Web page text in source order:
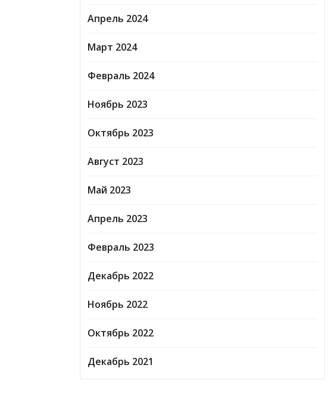
Апрель 2024
Март 2024
Февраль 2024
Ноябрь 2023
Октябрь 2023
Август 2023
Май 2023
Апрель 2023
Февраль 2023
Декабрь 2022
Ноябрь 2022
Октябрь 2022
Декабрь 2021